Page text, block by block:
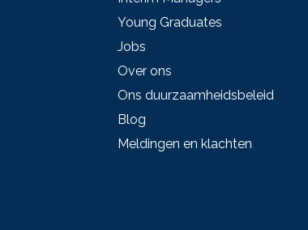
Young Graduates
Jobs
Over ons
Ons duurzaamheidsbeleid
Blog
Meldingen en klachten